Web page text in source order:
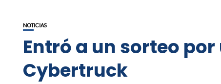
NOTICIAS
Entró a un sorteo
Cybertruck